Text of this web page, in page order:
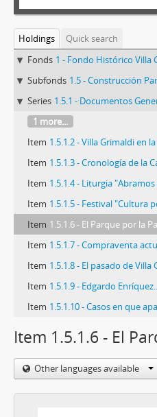
Holdings
Quick search
Fonds 1 - Fondo Histórico Villa
Subfonds 1.5 - Construcción
Series 1.5.1 - Documentos
1 more...
Item 1.5.1.2 - Villa Grimaldi en
Item 1.5.1.3 - Cronología de la
Item 1.5.1.4 - Liturgia
Item 1.5.1.5 - Festival "Cultura
Item 1.5.1.6 - El Parque por la
Item 1.5.1.7 - Compraventa
Item 1.5.1.8 - El pasado de Villa
Item 1.5.1.9 - Edgardo
Item 1.5.1.10 - Casos en que
Item 1.5.1.6 - El
Other languages available